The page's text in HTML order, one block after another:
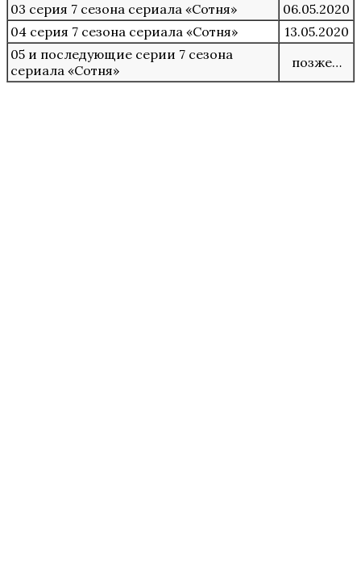
03 серия 7 сезона сериала «Сотня»
06.05.2020
04 серия 7 сезона сериала «Сотня»
13.05.2020
05 и последующие серии 7 сезона
сериала «Сотня»
позже…